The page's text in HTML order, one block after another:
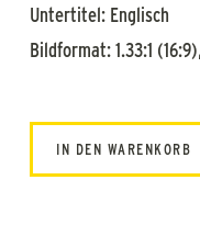
Untertitel: Englisch
Bildformat: 1.33:1
IN DEN WARENKORB